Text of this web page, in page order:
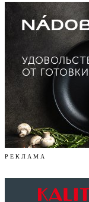
Р Е К Л А М А